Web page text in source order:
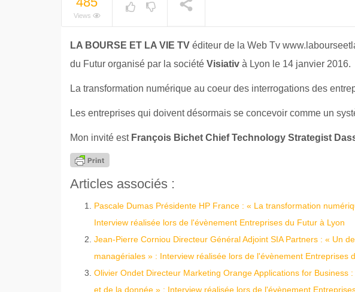
Views
LA BOURSE ET LA VIE TV éditeur de la Web Tv
du Futur organisé par la société Visiativ à Lyon le 14 janvier 2016.
La transformation numérique au coeur des interrogations des
Les entreprises qui doivent désormais se concevoir comme un
Mon invité est François Bichet Chief Technology Strategist
Articles associés :
Pascale Dumas Présidente HP France : « La transformation
Interview réalisée lors de l'évènement Entreprises du Futur à Lyon
Jean-Pierre Corniou Directeur Général Adjoint SIA Partners : « Un
managériales » : Interview réalisée lors de l'évènement Entreprises
Olivier Ondet Directeur Marketing Orange Applications for Business
et de la donnée » : Interview réalisée lors de l'évènement